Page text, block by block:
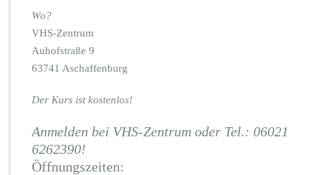
Wo?
VHS-Zentrum
Auhofstraße 9
63741 Aschaffenburg
Der Kurs ist kostenlos!
Anmelden bei VHS-Zentrum oder Tel.: 06021
6262390!
Öffnungszeiten: